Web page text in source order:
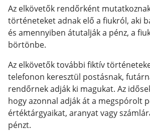
Az elkövetők rendőrként
történeteket adnak elő a fiukról, aki
és amennyiben átutalják a pénz, a
börtönbe.
Az elkövetők további fiktív
telefonon keresztül postásnak,
rendőrnek adják ki magukat. Az
hogy azonnal adják át a megspórolt
értéktárgyaikat, aranyat vagy
pénzt.